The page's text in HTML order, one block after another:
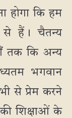
होगा कि हम
से हैं। चैतन्य
तक कि अन्य
भगवान
से प्रेम करने
की शिक्षाओं के